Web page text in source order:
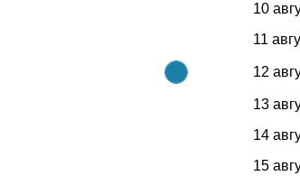
10
11
12
13
14
15